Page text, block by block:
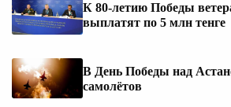
К 80-летию Победы
выплатят по 5 млн тенге
В День Победы над
самолётов